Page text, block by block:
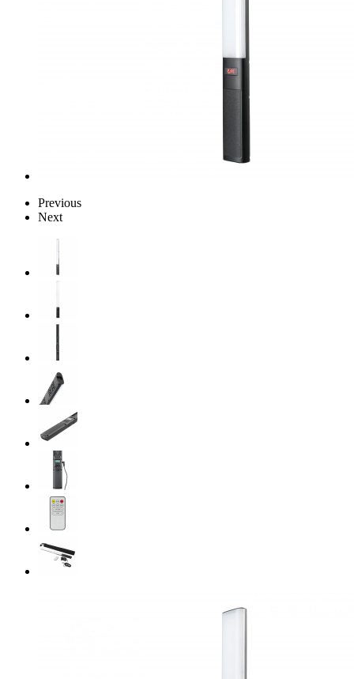
Previous
Next